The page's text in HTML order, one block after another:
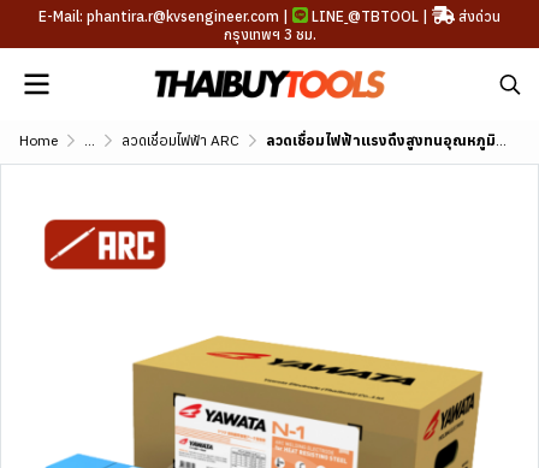
E-Mail: phantira.r@kvsengineer.com | LINE @TBTOOL |
ส่งด่วน
กรุงเทพฯ 3 ชม.
Home ... ลวดเชื่อมไฟฟ้า ARC ลวดเชื่อมไฟฟ้าแรงดึงสูงทนอุณหภูมิสูง YAWATA N-1 (AWS A5.5 E8016-B2)